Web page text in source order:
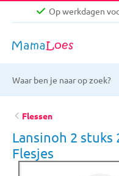
Op werkdagen
Gratis
Op werkdagen
Flessen
Lansinoh 2 stuks
Flesjes